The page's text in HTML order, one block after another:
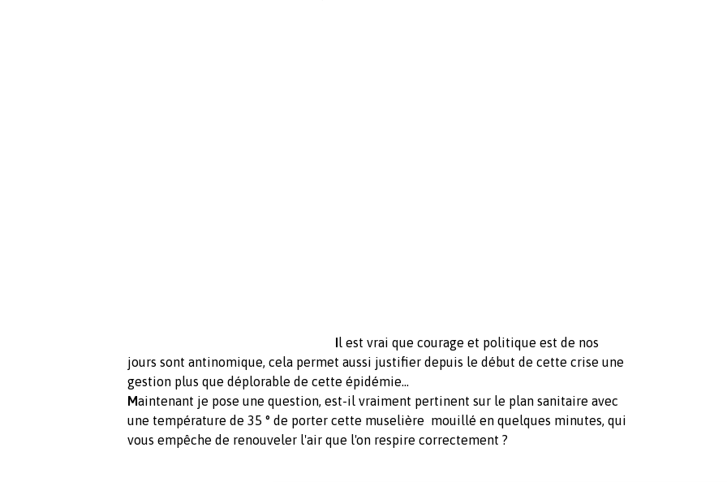
Il est vrai que courage et politique est de nos
jours sont antinomique, cela permet aussi justifier depuis le début de cette crise une
gestion plus que déplorable de cette épidémie...
Maintenant je pose une question, est-il vraiment pertinent sur le plan sanitaire avec
une température de 35 ° de porter cette muselière mouillé en quelques minutes, qui
vous empêche de renouveler l'air que l'on respire correctement ?